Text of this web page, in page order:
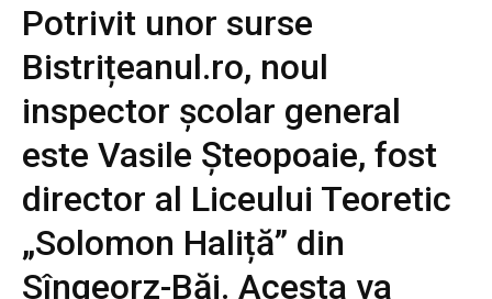
Potrivit unor surse
Bistrițeanul.ro, noul
inspector școlar general
este Vasile Șteopoaie, fost
director al Liceului Teoretic
„Solomon Haliță” din
Sîngeorz-Băi. Acesta va